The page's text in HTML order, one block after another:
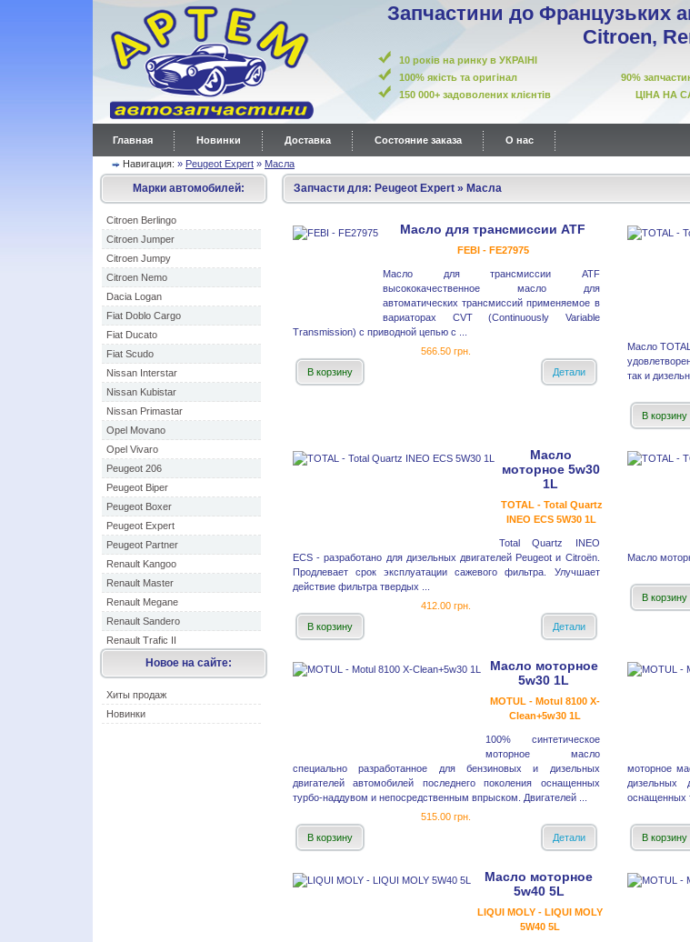
Запчастини до Французьких
Citroen,
10 років на ринку в УКРАІНІ
100% якість та оригінал 90% запчастин-
150 000+ задоволених клієнтів ЦІНА НА
Главная Новинки Доставка Состояние заказа О нас
Навигация: » Peugeot Expert » Масла
Марки автомобилей:
Citroen Berlingo
Citroen Jumper
Citroen Jumpy
Citroen Nemo
Dacia Logan
Fiat Doblo Cargo
Fiat Ducato
Fiat Scudo
Nissan Interstar
Nissan Kubistar
Nissan Primastar
Opel Movano
Opel Vivaro
Peugeot 206
Peugeot Biper
Peugeot Boxer
Peugeot Expert
Peugeot Partner
Renault Kangoo
Renault Master
Renault Megane
Renault Sandero
Renault Trafic II
Новое на сайте:
Хиты продаж
Новинки
Запчасти для: Peugeot Expert » Масла
Масло для трансмиссии ATF
FEBI - FE27975
Масло для трансмиссии ATF
высококачественное масло для
автоматических трансмиссий применяемое в
вариаторах CVT (Continuously Variable
Transmission) с приводной цепью с ...
566.50 грн.
В корзину
Детали
Масло
так и
В корзину
Масло
моторное 5w30
1L
TOTAL - Total Quartz
INEO ECS 5W30 1L
Total Quartz INEO
ECS - разработано для дизельных двигателей Peugeot и Citroёn.
Продлевает срок эксплуатации сажевого фильтра. Улучшает
действие фильтра твердых ...
412.00 грн.
В корзину
Детали
Масло
В корзину
Масло моторное
5w30 1L
MOTUL - Motul 8100 X-
Clean+5w30 1L
100% синтетическое
моторное масло
специально разработанное для бензиновых и дизельных
двигателей автомобилей последнего поколения оснащенных
турбо-наддувом и непосредственным впрыском. Двигателей ...
515.00 грн.
В корзину
Детали
моторное
дизельных
оснащенных
В корзину
Масло моторное
5w40 5L
LIQUI MOLY - LIQUI MOLY
5W40 5L